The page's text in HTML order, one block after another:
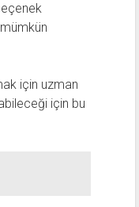
için uzman
için bu